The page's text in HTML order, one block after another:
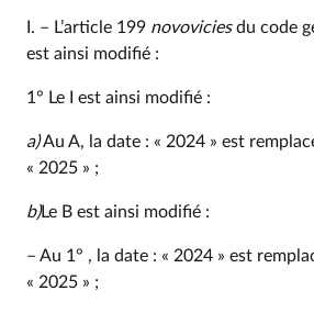
I. – L’article 199 novoviciesdu code
est ainsi modifié :
1° Le I est ainsi modifié :
a)Au A, la date : « 2024 » est
« 2025 » ;
b)Le B est ainsi modifié :
– Au 1° , la date : « 2024 » est
« 2025 » ;